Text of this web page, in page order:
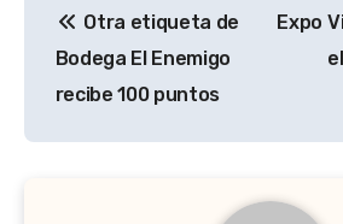
de
entradas
Otra etiqueta de
Bodega El Enemigo
recibe 100 puntos
Expo